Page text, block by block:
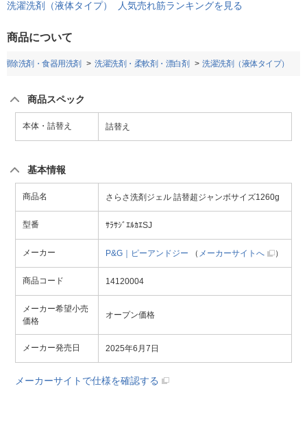
洗濯洗剤（液体タイプ） 人気売れ筋ランキングを見る
商品について
除洗剤・食器用洗剤 洗濯洗剤・柔軟剤・漂白剤 洗濯洗剤（液体タイプ）
商品スペック
本体・詰替え 詰替え
基本情報
商品名 さらさ洗剤ジェル 詰替超ジャンボサイズ1260g
型番 ｻﾗｻｼﾞｴﾙｶｴSJ
メーカー P&G｜ピーアンドジー （ メーカーサイトへ ）
商品コード 14120004
メーカー希望小売
価格
オープン価格
メーカー発売日 2025年6月7日
メーカーサイトで仕様を確認する